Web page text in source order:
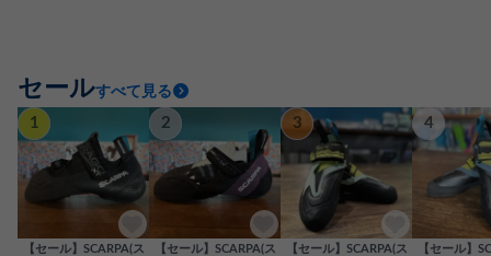
セールすべて見る
1
【セール】SCARPA(ス
2
【セール】SCARPA(ス
3
【セール】SCARPA(ス
4
【セール】